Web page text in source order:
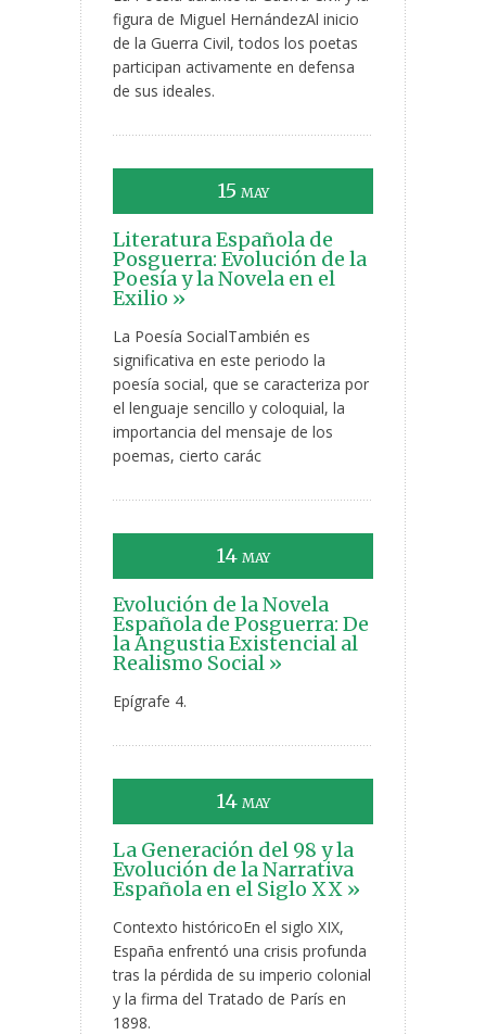
figura de Miguel HernándezAl inicio
de la Guerra Civil, todos los poetas
participan activamente en defensa
de sus ideales.
15 MAY
Literatura Española de
Posguerra: Evolución de la
Poesía y la Novela en el
Exilio »
La Poesía SocialTambién es
significativa en este periodo la
poesía social, que se caracteriza por
el lenguaje sencillo y coloquial, la
importancia del mensaje de los
poemas, cierto carác
14 MAY
Evolución de la Novela
Española de Posguerra: De
la Angustia Existencial al
Realismo Social »
Epígrafe 4.
14 MAY
La Generación del 98 y la
Evolución de la Narrativa
Española en el Siglo XX »
Contexto históricoEn el siglo XIX,
España enfrentó una crisis profunda
tras la pérdida de su imperio colonial
y la firma del Tratado de París en
1898.